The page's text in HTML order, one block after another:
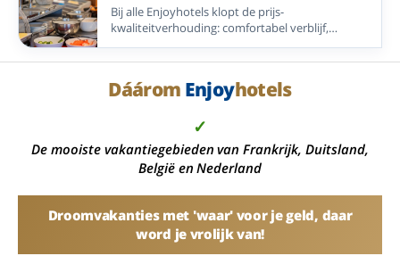
Bij alle Enjoyhotels klopt de prijs-
kwaliteitverhouding: comfortabel verblijf,
maaltijden, drankjes, entertainment en een
aantrekkelijke bestemming in één duidelijk
Dáárom Enjoyhotels
✓
De mooiste vakantiegebieden van Frankrijk, Duitsland,
België en Nederland
Droomvakanties met 'waar' voor je geld, daar
word je vrolijk van!